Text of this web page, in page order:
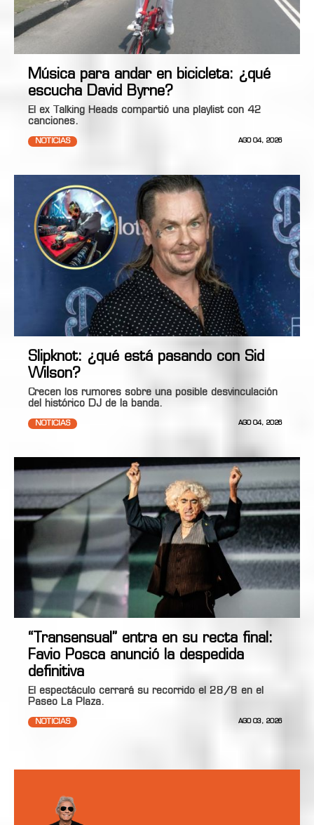
Música para andar en bicicleta: ¿qué
escucha David Byrne?
El ex Talking Heads compartió una playlist con 42
canciones.
NOTICIAS AGO 04, 2026
Slipknot: ¿qué está pasando con Sid
Wilson?
Crecen los rumores sobre una posible desvinculación
del histórico DJ de la banda.
NOTICIAS AGO 04, 2026
“Transensual” entra en su recta final:
Favio Posca anunció la despedida
definitiva
El espectáculo cerrará su recorrido el 28/8 en el
Paseo La Plaza.
NOTICIAS AGO 03, 2026